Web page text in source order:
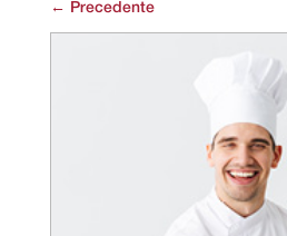
← Precedente